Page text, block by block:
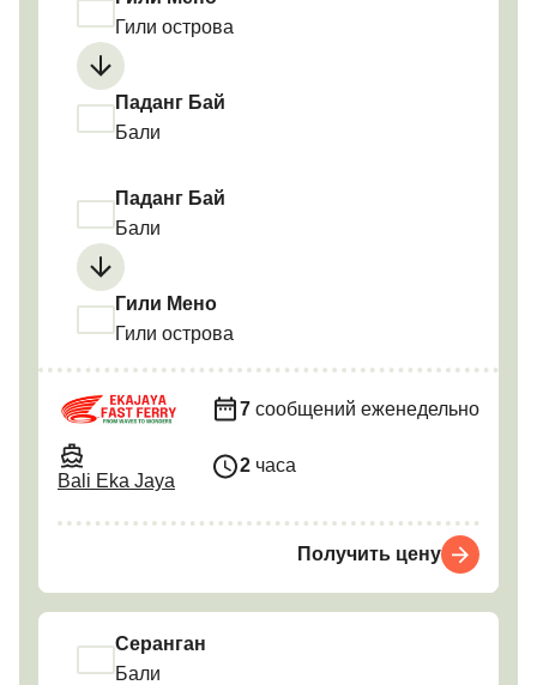
Гили острова
Паданг Бай
Бали
Паданг Бай
Бали
Гили Мено
Гили острова
Bali Eka Jaya
7 сообщений еженедельно
2 часа
Получить цену
Серанган
Бали